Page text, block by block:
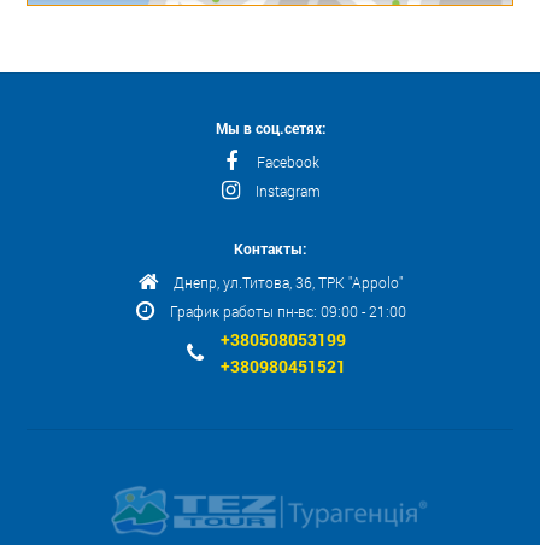
Мы в соц.сетях:
Facebook
Instagram
Контакты:
Днепр, ул.Титова, 36, ТРК "Appolo"
График работы пн-вс: 09:00 - 21:00
+380508053199
+380980451521